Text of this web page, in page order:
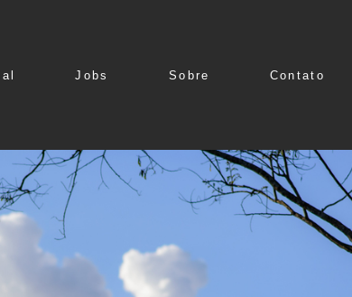
Jobs Sobre Contato